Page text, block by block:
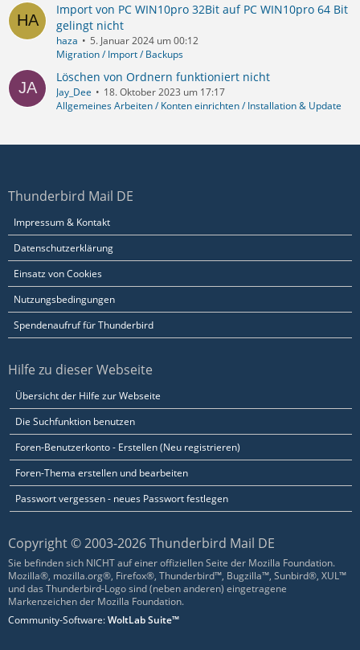
Import von PC WIN10pro 32Bit auf PC WIN10pro 64 Bit
gelingt nicht
haza
5. Januar 2024 um 00:12
Migration / Import / Backups
Löschen von Ordnern funktioniert nicht
Jay_Dee
18. Oktober 2023 um 17:17
Allgemeines Arbeiten / Konten einrichten / Installation & Update
Thunderbird Mail DE
Impressum & Kontakt
Datenschutzerklärung
Einsatz von Cookies
Nutzungsbedingungen
Spendenaufruf für Thunderbird
Hilfe zu dieser Webseite
Übersicht der Hilfe zur Webseite
Die Suchfunktion benutzen
Foren-Benutzerkonto - Erstellen (Neu registrieren)
Foren-Thema erstellen und bearbeiten
Passwort vergessen - neues Passwort festlegen
Copyright © 2003-2026 Thunderbird Mail DE
Sie befinden sich NICHT auf einer offiziellen Seite der Mozilla Foundation.
Mozilla®, mozilla.org®, Firefox®, Thunderbird™, Bugzilla™, Sunbird®, XUL™
und das Thunderbird-Logo sind (neben anderen) eingetragene
Markenzeichen der Mozilla Foundation.
Community-Software:WoltLab Suite™